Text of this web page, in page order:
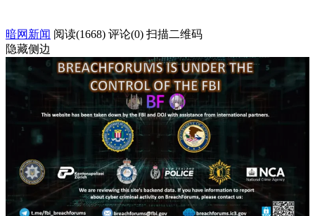
暗网新闻 阅读(1668) 评论(0) 扫描二维码
隐藏侧边